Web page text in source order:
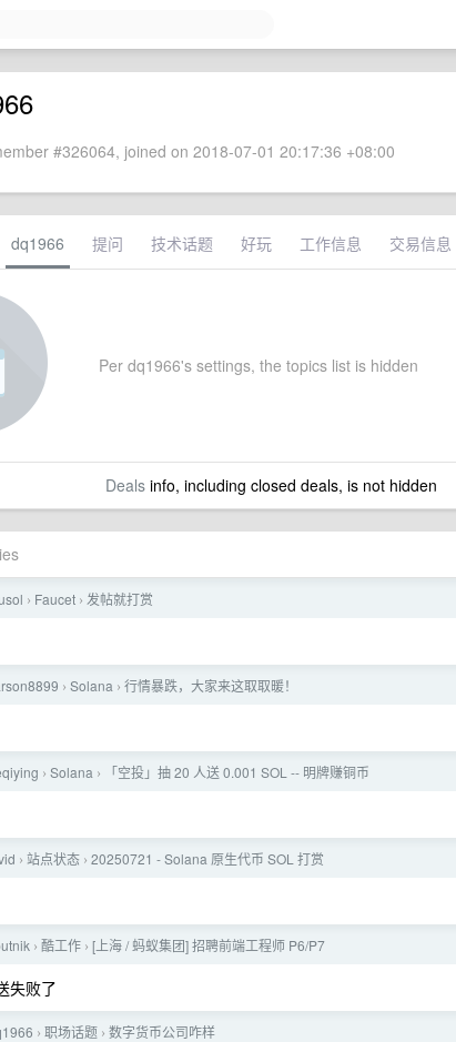
#326064, joined on 2018-07-01 20:17:36 +08:00
dq1966 提问 技术话题 好玩 工作信息 交易信息
Per dq1966's settings, the topics list is hidden
Dealsinfo, including closed deals, is not hidden
› Faucet › 发帖就打赏
› Solana › 行情暴跌，大家来这取取暖！
› Solana › 「空投」抽 20 人送 0.001 SOL -- 明牌赚铜币
› 站点状态 › 20250721 - Solana 原生代币 SOL 打赏
› 酷工作 › [上海 / 蚂蚁集团] 招聘前端工程师 P6/P7
失败了
› 职场话题 › 数字货币公司咋样